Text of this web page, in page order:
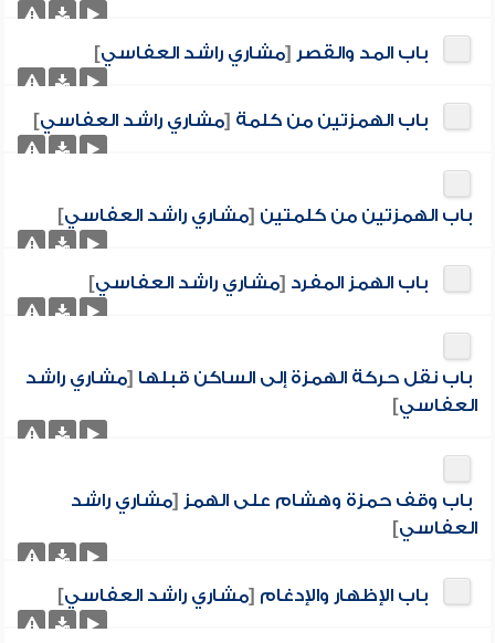
باب المد والقصر [مشاري راشد العفاسي]
باب الهمزتين من كلمة [مشاري راشد العفاسي]
باب الهمزتين من كلمتين [مشاري راشد العفاسي]
باب الهمز المفرد [مشاري راشد العفاسي]
باب نقل حركة الهمزة إلى الساكن قبلها [مشاري راشد
العفاسي]
باب وقف حمزة وهشام على الهمز [مشاري راشد
العفاسي]
باب الإظهار والإدغام [مشاري راشد العفاسي]